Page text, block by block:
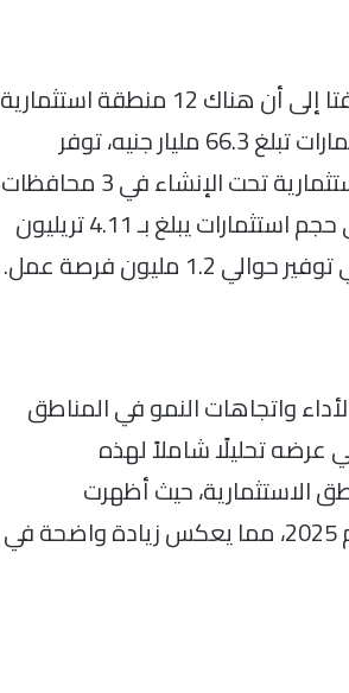
وأوضح الوزير الموقف الحالي للمناطق الاستثمارية؛ لافتا إلى أن هناك 12 منطقة استثمارية
قائمة في 6 محافظات، تضم 1277 مشروعًا، بحجم استثمارات تبلغ 66.3 مليار جنيه، توفر
حوالي 77.5 ألف فرصة عمل، بالإضافة إلى 7 مناطق استثمارية تحت الإنشاء في 3 محافظات
بمناطق كبرى تستهدف استيعاب 214 مشروعًا بإجمالي حجم استثمارات يبلغ بـ 4.11 تريليون
واتجاهات النمو في المناطق
من 2023 إلى 2025، موضحًا في عرضه تحليلًا شاملاً لهذه
الاستثمارية، حيث أظهرت
المؤشرات ارتفاعًا ملحوظًا في رؤوس الأموال خلال عام 2025، مما يعكس زيادة واضحة في